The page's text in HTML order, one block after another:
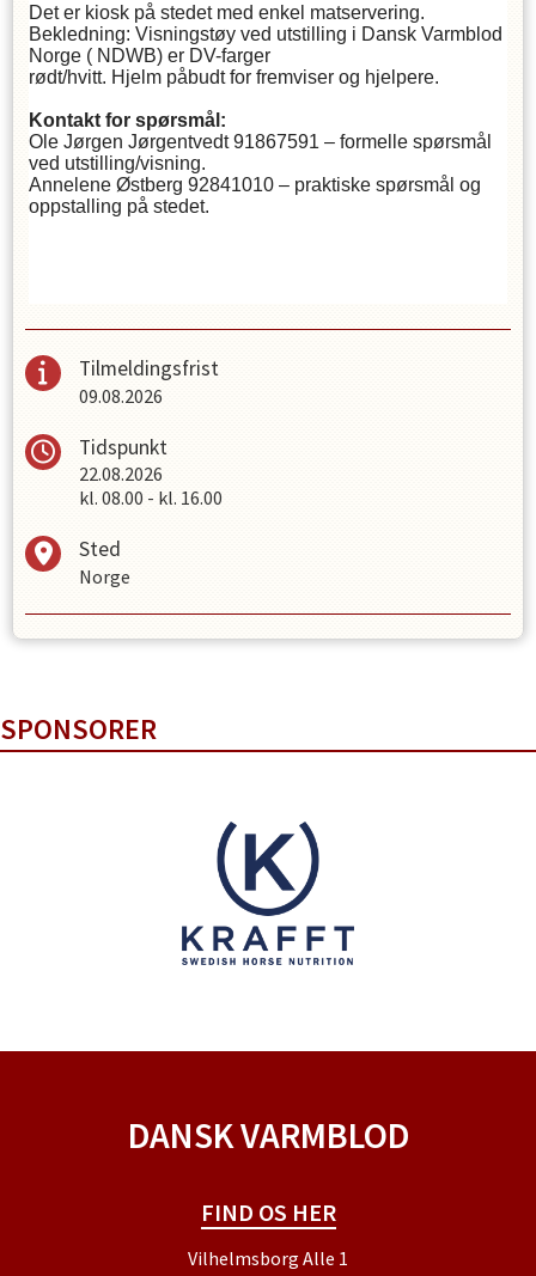
Det er kiosk på stedet med enkel matservering.
Bekledning: Visningstøy ved utstilling i Dansk Varmblod
Norge ( NDWB) er DV-farger
rødt/hvitt. Hjelm påbudt for fremviser og hjelpere.
Kontakt for spørsmål:
Ole Jørgen Jørgentvedt 91867591 – formelle spørsmål
ved utstilling/visning.
Annelene Østberg 92841010 – praktiske spørsmål og
oppstalling på stedet.
Tilmeldingsfrist
09.08.2026
Tidspunkt
22.08.2026
kl. 08.00 - kl. 16.00
Sted
Norge
SPONSORER
DANSK VARMBLOD
FIND OS HER
Vilhelmsborg Alle 1